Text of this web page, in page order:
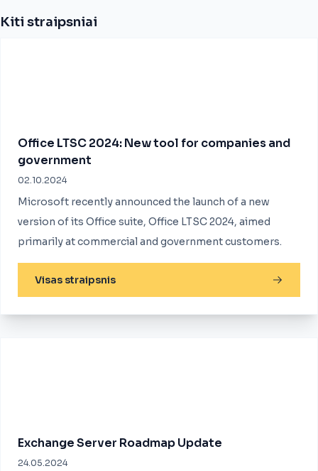
Kiti straipsniai
Office LTSC 2024: New tool for companies and
government
02.10.2024
Microsoft recently announced the launch of a new
version of its Office suite, Office LTSC 2024, aimed
primarily at commercial and government customers.
Visas straipsnis
Exchange Server Roadmap Update
24.05.2024